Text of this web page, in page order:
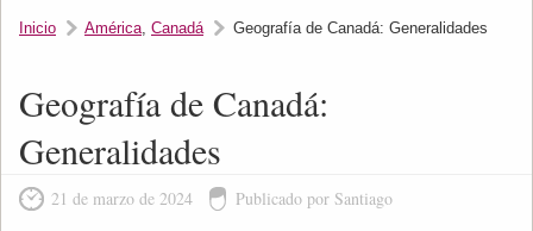
Inicio América, Canadá Geografía de Canadá: Generalidades
Geografía de Canadá:
Generalidades
21 de marzo de 2024 Publicado por Santiago